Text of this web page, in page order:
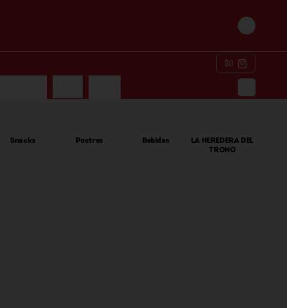
Login
$0
Snacks Postres Bebidas
LA HEREDERA DEL
TRONO